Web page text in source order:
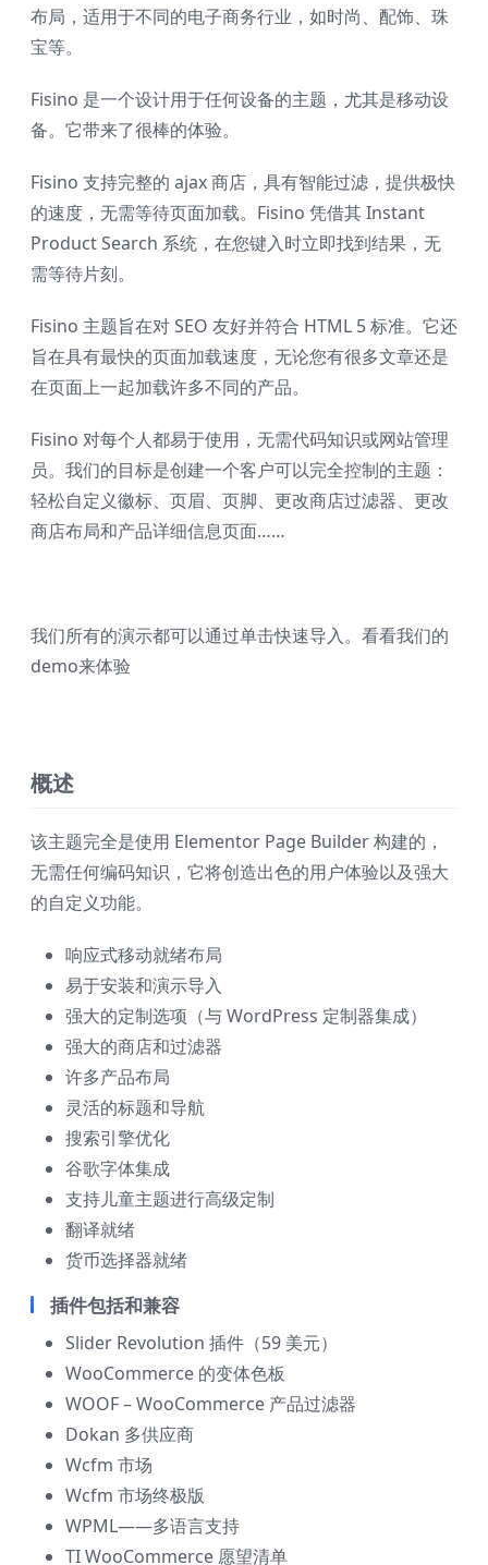
布局，适用于不同的电子商务行业，如时尚、配饰、珠
宝等。
Fisino 是一个设计用于任何设备的主题，尤其是移动设
备。它带来了很棒的体验。
Fisino 支持完整的 ajax 商店，具有智能过滤，提供极快
的速度，无需等待页面加载。Fisino 凭借其 Instant
Product Search 系统，在您键入时立即找到结果，无
需等待片刻。
Fisino 主题旨在对 SEO 友好并符合 HTML 5 标准。它还
旨在具有最快的页面加载速度，无论您有很多文章还是
在页面上一起加载许多不同的产品。
Fisino 对每个人都易于使用，无需代码知识或网站管理
员。我们的目标是创建一个客户可以完全控制的主题：
轻松自定义徽标、页眉、页脚、更改商店过滤器、更改
商店布局和产品详细信息页面……
我们所有的演示都可以通过单击快速导入。看看我们的
demo来体验
概述
该主题完全是使用 Elementor Page Builder 构建的，
无需任何编码知识，它将创造出色的用户体验以及强大
的自定义功能。
响应式移动就绪布局
易于安装和演示导入
强大的定制选项（与 WordPress 定制器集成）
强大的商店和过滤器
许多产品布局
灵活的标题和导航
搜索引擎优化
谷歌字体集成
支持儿童主题进行高级定制
翻译就绪
货币选择器就绪
插件包括和兼容
Slider Revolution 插件（59 美元）
WooCommerce 的变体色板
WOOF – WooCommerce 产品过滤器
Dokan 多供应商
Wcfm 市场
Wcfm 市场终极版
WPML——多语言支持
TI WooCommerce 愿望清单